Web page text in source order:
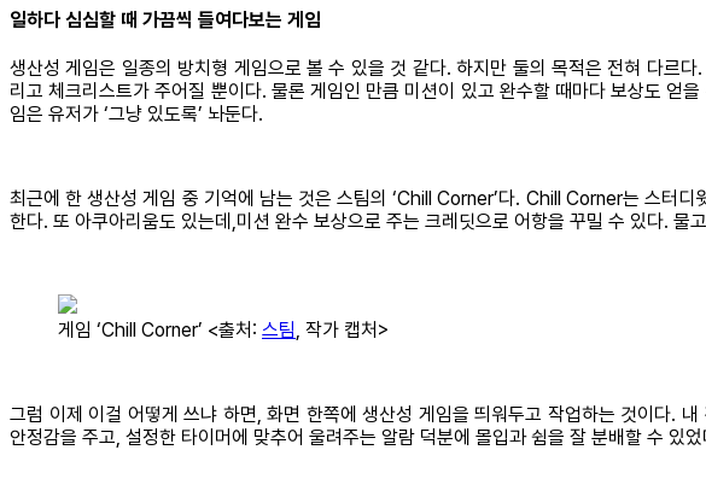
일하다 심심할 때 가끔씩 들여다보는 게임
생산성 게임은 일종의 방치형 게임으로 볼 수 있을 것 같다. 하지만 둘의 목적은 전혀 다르
리고 체크리스트가 주어질 뿐이다. 물론 게임인 만큼 미션이 있고 완수할 때마다 보상도 얻
임은 유저가 ‘그냥 있도록’ 놔둔다.
최근에 한 생산성 게임 중 기억에 남는 것은 스팀의 ‘Chill Corner’다. Chill Corner는 스터
한다. 또 아쿠아리움도 있는데,미션 완수 보상으로 주는 크레딧으로 어항을 꾸밀 수 있다. 물
게임 ‘Chill Corner’ <출처: 스팀, 작가 캡처>
그럼 이제 이걸 어떻게 쓰냐 하면, 화면 한쪽에 생산성 게임을 띄워두고 작업하는 것이다.
안정감을 주고, 설정한 타이머에 맞추어 울려주는 알람 덕분에 몰입과 쉼을 잘 분배할 수 있었